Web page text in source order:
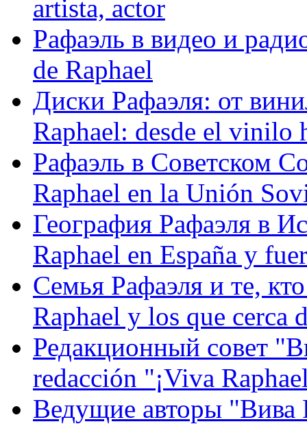
artista, actor
Рафаэль в видео и
de Raphael
Диски Рафаэля: от
Raphael: desde el vinilo
Рафаэль в Советском
Raphael en la Unión
География Рафаэля в
Raphael en España y
Семья Рафаэля и те,
Raphael y los que cerca
Редакционный совет
redacción "¡Viva
Ведущие авторы "Вива